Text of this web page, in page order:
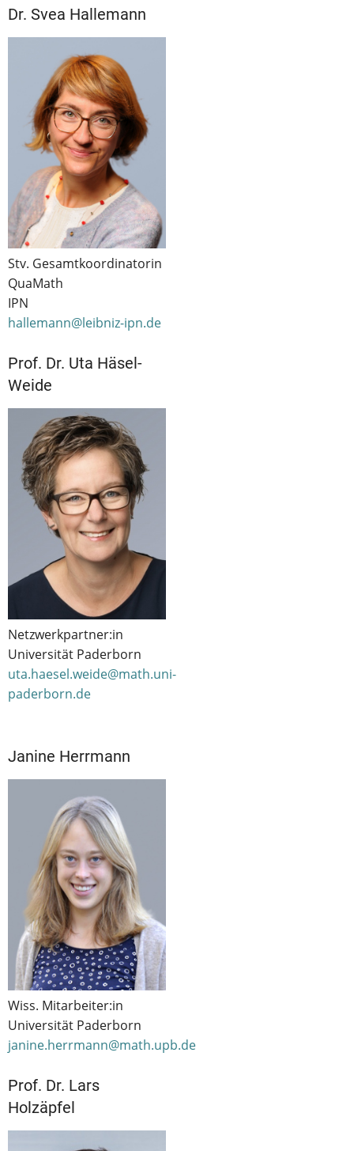
Dr. Svea Hallemann
Stv. Gesamtkoordinatorin
QuaMath
IPN
hallemann@leibniz-ipn.de
Prof. Dr. Uta Häsel-
Weide
Netzwerkpartner:in
Universität Paderborn
uta.haesel.weide@math.uni-
paderborn.de
Janine Herrmann
Wiss. Mitarbeiter:in
Universität Paderborn
janine.herrmann@math.upb.de
Prof. Dr. Lars
Holzäpfel